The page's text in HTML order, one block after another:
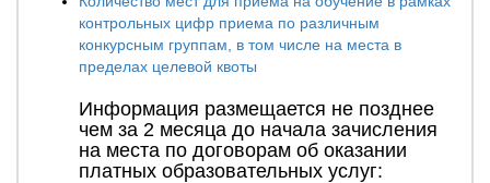
контрольных цифр приема по различным
конкурсным группам, в том числе на места в
пределах целевой квоты
Информация размещается не позднее
чем за 2 месяца до начала зачисления
на места по договорам об оказании
платных образовательных услуг: